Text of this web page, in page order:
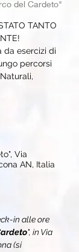
del Cardeto"
TANTO
da esercizi di
percorsi
Via
AN, Italia
in alle ore
", in Via
(si